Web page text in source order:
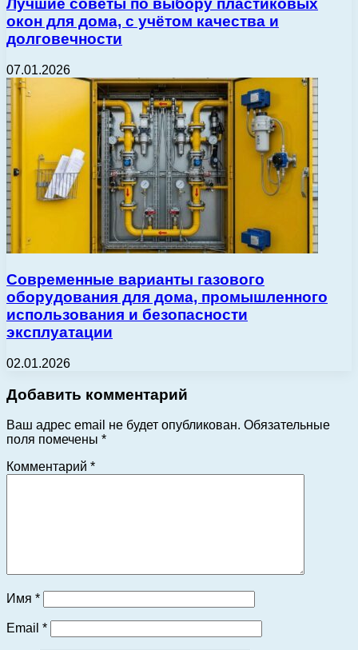
Лучшие советы по выбору пластиковых
окон для дома, с учётом качества и
долговечности
07.01.2026
Современные варианты газового
оборудования для дома, промышленного
использования и безопасности
эксплуатации
02.01.2026
Добавить комментарий
Ваш адрес email не будет опубликован. Обязательные
поля помечены *
Комментарий *
Имя *
Email *